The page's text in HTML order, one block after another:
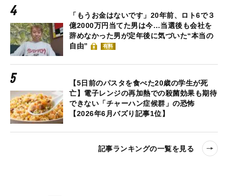
「もうお金はないです」20年前、ロト6で３
億2000万円当てた男は今…当選後も会社を
辞めなかった男が定年後に気づいた“本当の
自由”
有料
【5日前のパスタを食べた20歳の学生が死
亡】電子レンジの再加熱での殺菌効果も期待
できない「チャーハン症候群」の恐怖
【2026年6月バズり記事1位】
記事ランキングの一覧を見る